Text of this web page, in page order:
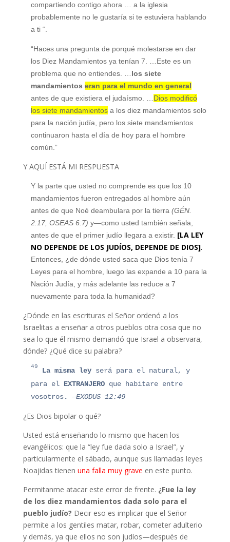
compartiendo contigo ahora … a la iglesia
probablemente no le gustaría si te estuviera hablando
a ti “.
“Haces una pregunta de porqué molestarse en dar
los Diez Mandamientos ya tenían 7. …Este es un
problema que no entiendes. … los siete
mandamientos eran para el mundo en general
antes de que existiera el judaísmo. … Dios modificó
los siete mandamientosa los diez mandamientos solo
para la nación judía, pero los siete mandamientos
continuaron hasta el día de hoy para el hombre
común.”
Y AQUÍ ESTÁ MI RESPUESTA
Y la parte que usted no comprende es que los 10
mandamientos fueron entregados al hombre aún
antes de que Noé deambulara por la tierra (GÉN.
2:17, OSEAS 6:7) y—como usted también señala,
antes de que el primer judío llegara a existir. [LA LEY
NO DEPENDE DE LOS JUDÍOS, DEPENDE DE DIOS].
Entonces, ¿de dónde usted saca que Dios tenía 7
Leyes para el hombre, luego las expande a 10 para la
Nación Judía, y más adelante las reduce a 7
nuevamente para toda la humanidad?
¿Dónde en las escrituras el Señor ordenó a los
Israelitas a enseñar a otros pueblos otra cosa que no
sea lo que él mismo demandó que Israel a observara,
dónde? ¿Qué dice su palabra?
49 La misma ley será para el natural, y
para el EXTRANJEROque habitare entre
vosotros. —EXODUS 12:49
¿Es Dios bipolar o qué?
Usted está enseñando lo mismo que hacen los
evangélicos: que la “ley fue dada solo a Israel”, y
particularmente el sábado, aunque sus llamadas leyes
Noajidas tienen una falla muy grave en este punto.
Permitanme atacar este error de frente. ¿Fue la ley
de los diez mandamientos dada solo para el
pueblo judío? Decir eso es implicar que el Señor
permite a los gentiles matar, robar, cometer adulterio
y demás, ya que ellos no son judíos—después de